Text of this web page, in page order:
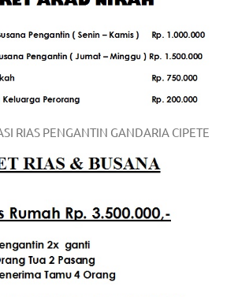
RIAS PENGANTIN GANDARIA CIPETE